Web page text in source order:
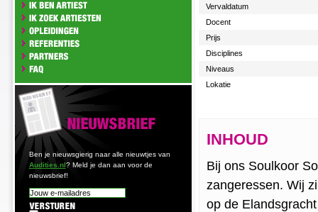
Ben je nieuwsgierig naar alle nieuwtjes van
Audities.nl? Meld je dan aan voor de
nieuwsbrief!
Vervaldatum
Docent
Prijs
Disciplines
Niveaus
Lokatie
INHOUD
Bij ons Soulkoor
zangeressen. Wij
op de